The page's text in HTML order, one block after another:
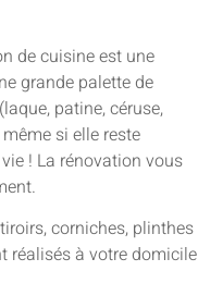
de cuisine est une
grande palette de
patine, céruse,
si elle reste
! La rénovation vous
corniches, plinthes
réalisés à votre domicile